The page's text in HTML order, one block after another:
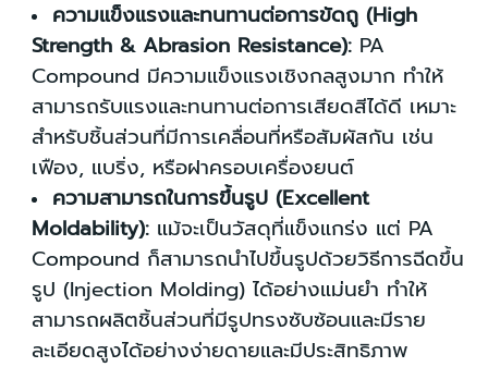
ความแข็งแรงและทนทานต่อการขัดถู (High
Strength & Abrasion Resistance): PA
Compound มีความแข็งแรงเชิงกลสูงมาก ทำให้
สามารถรับแรงและทนทานต่อการเสียดสีได้ดี เหมาะ
สำหรับชิ้นส่วนที่มีการเคลื่อนที่หรือสัมผัสกัน เช่น
เฟือง, แบริ่ง, หรือฝาครอบเครื่องยนต์
ความสามารถในการขึ้นรูป (Excellent
Moldability): แม้จะเป็นวัสดุที่แข็งแกร่ง แต่ PA
Compound ก็สามารถนำไปขึ้นรูปด้วยวิธีการฉีดขึ้น
รูป (Injection Molding) ได้อย่างแม่นยำ ทำให้
สามารถผลิตชิ้นส่วนที่มีรูปทรงซับซ้อนและมีราย
ละเอียดสูงได้อย่างง่ายดายและมีประสิทธิภาพ